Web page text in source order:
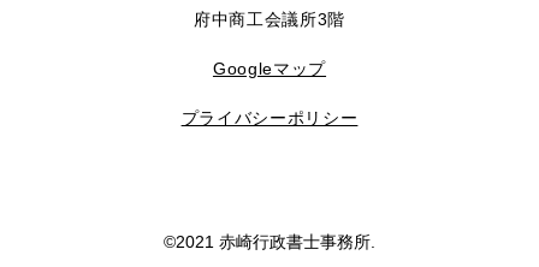
府中商工会議所3階
Googleマップ
プライバシーポリシー
©2021 赤崎行政書士事務所.